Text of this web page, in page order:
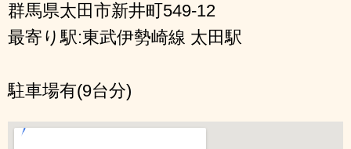
群馬県太田市新井町549-12
最寄り駅:東武伊勢崎線 太田駅
駐車場有(9台分)